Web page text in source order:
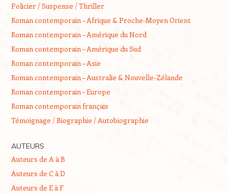
Policier / Suspense / Thriller
Roman contemporain – Afrique & Proche-Moyen Orient
Roman contemporain – Amérique du Nord
Roman contemporain – Amérique du Sud
Roman contemporain – Asie
Roman contemporain – Australie & Nouvelle-Zélande
Roman contemporain – Europe
Roman contemporain français
Témoignage / Biographie / Autobiographie
AUTEURS
Auteurs de A à B
Auteurs de C à D
Auteurs de E à F